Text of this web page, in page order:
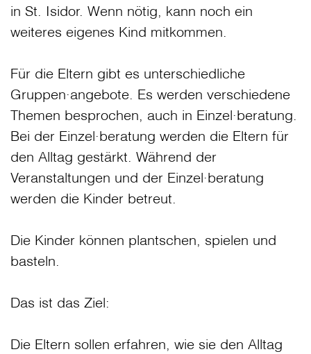
in St. Isidor. Wenn nötig, kann noch ein
weiteres eigenes Kind mitkommen.
Für die Eltern gibt es unterschiedliche
Gruppen∙angebote. Es werden verschiedene
Themen besprochen, auch in Einzel∙beratung.
Bei der Einzel∙beratung werden die Eltern für
den Alltag gestärkt. Während der
Veranstaltungen und der Einzel∙beratung
werden die Kinder betreut.
Die Kinder können plantschen, spielen und
basteln.
Das ist das Ziel:
Die Eltern sollen erfahren, wie sie den Alltag